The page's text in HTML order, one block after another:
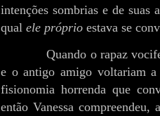
intenções sombrias e de suas
qual ele próprio estava se
Quando o rapaz
e o antigo amigo voltariam
fisionomia horrenda que
então Vanessa